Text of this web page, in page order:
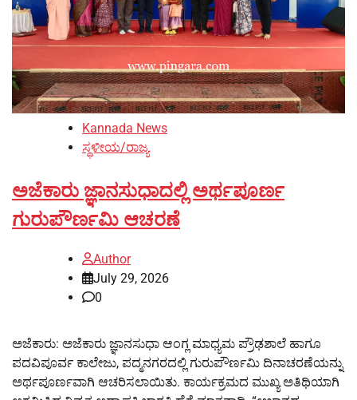
Kannada News
ಸ್ಥಳೀಯ/ರಾಜ್ಯ
ಅಜೆಕಾರು ಜ್ಞಾನಸುಧಾದಲ್ಲಿ ಅರ್ಥಪೂರ್ಣ
ಗುರುಪೌರ್ಣಮಿ ಆಚರಣೆ
Author
July 29, 2026
0
ಅಜೆಕಾರು: ಅಜೆಕಾರು ಜ್ಞಾನಸುಧಾ ಆಂಗ್ಲ ಮಾಧ್ಯಮ ಪ್ರೌಢಶಾಲೆ ಹಾಗೂ
ಪದವಿಪೂರ್ವ ಕಾಲೇಜು, ಪದ್ಮನಗರದಲ್ಲಿ ಗುರುಪೌರ್ಣಮಿ ದಿನಾಚರಣೆಯನ್ನು
ಅರ್ಥಪೂರ್ಣವಾಗಿ ಆಚರಿಸಲಾಯಿತು. ಕಾರ್ಯಕ್ರಮದ ಮುಖ್ಯ ಅತಿಥಿಯಾಗಿ